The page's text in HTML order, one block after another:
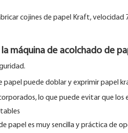
máquina de acolchado de
papel puede doblar y exprimir papel
lo que puede evitar que los
papel es muy sencilla y práctica de